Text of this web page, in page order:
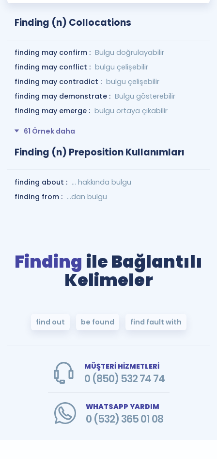
Finding (n) Collocations
finding may confirm : Bulgu doğrulayabilir
finding may conflict : bulgu çelişebilir
finding may contradict : bulgu çelişebilir
finding may demonstrate : Bulgu gösterebilir
finding may emerge : bulgu ortaya çıkabilir
61 Örnek daha
Finding (n) Preposition Kullanımları
finding about : ... hakkında bulgu
finding from : ...dan bulgu
Finding ile Bağlantılı
Kelimeler
find out be found find fault with
MÜŞTERİ HİZMETLERİ
0 (850) 532 74 74
WHATSAPP YARDIM
0 (532) 365 01 08